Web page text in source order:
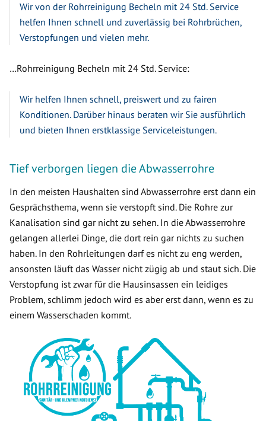
Wir von der Rohrreinigung Becheln mit 24 Std. Service
helfen Ihnen schnell und zuverlässig bei Rohrbrüchen,
Verstopfungen und vielen mehr.
…Rohrreinigung Becheln mit 24 Std. Service:
Wir helfen Ihnen schnell, preiswert und zu fairen
Konditionen. Darüber hinaus beraten wir Sie ausführlich
und bieten Ihnen erstklassige Serviceleistungen.
Tief verborgen liegen die Abwasserrohre
In den meisten Haushalten sind Abwasserrohre erst dann ein
Gesprächsthema, wenn sie verstopft sind. Die Rohre zur
Kanalisation sind gar nicht zu sehen. In die Abwasserrohre
gelangen allerlei Dinge, die dort rein gar nichts zu suchen
haben. In den Rohrleitungen darf es nicht zu eng werden,
ansonsten läuft das Wasser nicht zügig ab und staut sich. Die
Verstopfung ist zwar für die Hausinsassen ein leidiges
Problem, schlimm jedoch wird es aber erst dann, wenn es zu
einem Wasserschaden kommt.